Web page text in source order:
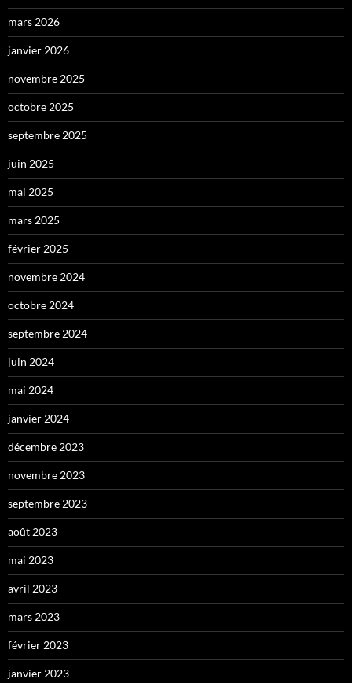
mars 2026
janvier 2026
novembre 2025
octobre 2025
septembre 2025
juin 2025
mai 2025
mars 2025
février 2025
novembre 2024
octobre 2024
septembre 2024
juin 2024
mai 2024
janvier 2024
décembre 2023
novembre 2023
septembre 2023
août 2023
mai 2023
avril 2023
mars 2023
février 2023
janvier 2023